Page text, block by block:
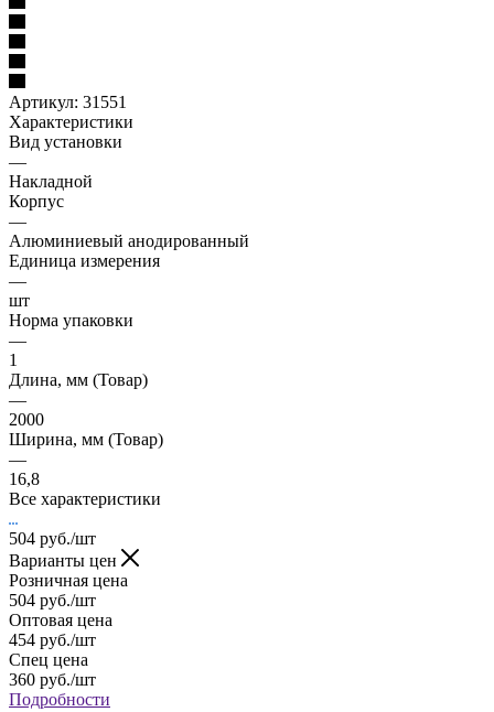
Артикул: 31551
Характеристики
Вид установки
—
Накладной
Корпус
—
Алюминиевый анодированный
Единица измерения
—
шт
Норма упаковки
—
1
Длина, мм (Товар)
—
2000
Ширина, мм (Товар)
—
16,8
Все характеристики
504 руб./шт
Варианты цен
Розничная цена
504 руб./шт
Оптовая цена
454 руб./шт
Спец цена
360 руб./шт
Подробности